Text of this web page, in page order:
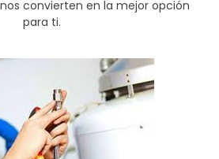
convierten en la mejor opción
para ti.